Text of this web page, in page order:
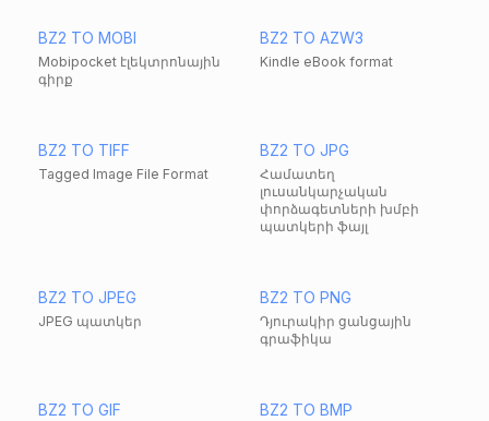
BZ2 TO MOBI
Mobipocket էլեկտրոնային
գիրք
BZ2 TO AZW3
Kindle eBook format
BZ2 TO TIFF
Tagged Image File Format
BZ2 TO JPG
Համատեղ
լուսանկարչական
փորձագետների խմբի
պատկերի ֆայլ
BZ2 TO JPEG
JPEG պատկեր
BZ2 TO PNG
Դյուրակիր ցանցային
գրաֆիկա
BZ2 TO GIF BZ2 TO BMP